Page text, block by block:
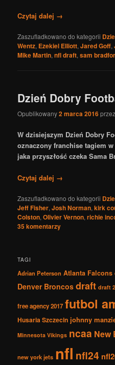
Czytaj dalej →
Zaszufladkowano do kategorii
Wentz, Ezekiel Elliott,Jared Goff,
Mike Martin,nfl draft,sam
Dzień Dobry
Opublikowany2 marca 2016przez
W dzisiejszym Dzień Dobry
oznaczony franchise tagiem
jaka przyszłość czeka Sama
Czytaj dalej →
Zaszufladkowano do kategorii
Jeff Fisher,Josh Norman,kirk
Colston,Olivier Vernon,richie
35komentarzy
TAGI
Adrian Peterson Atlanta Falcons
Denver Broncos draft draft
free agency 2017 futbol
Husaria Szczecin johnny
Minnesota Vikings ncaa New
new york jets nfl nfl24